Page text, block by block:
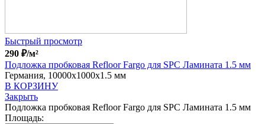
Быстрый просмотр
290 ₽/м²
Подложка пробковая Refloor Fargo для SPC Ламината 1.5 мм
Германия, 10000x1000x1.5 мм
В КОРЗИНУ
Закрыть
Подложка пробковая Refloor Fargo для SPC Ламината 1.5 мм
Площадь: